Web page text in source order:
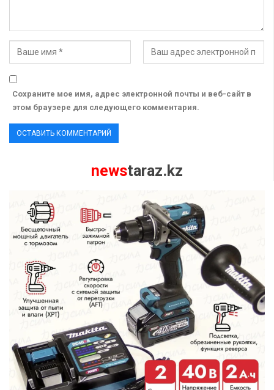
Сохраните мое имя, адрес электронной почты и веб-сайт в
этом браузере для следующего комментария.
newstaraz.kz